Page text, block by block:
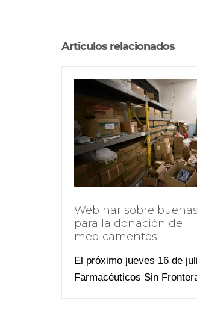
Articulos relacionados
Webinar sobre
para la donación de
medicamentos
El próximo jueves 16 de
Farmacéuticos Sin